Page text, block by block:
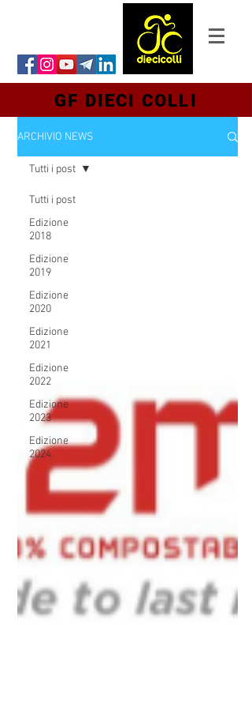
GF DIECI COLLI
ARCHIVIO NEWS
Tutti i post
Edizione
2018
Edizione
2019
Edizione
2020
Edizione
2021
Edizione
2022
Edizione
2023
Edizione
2024
Tutti i post